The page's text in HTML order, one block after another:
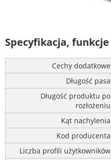
Specyfikacja, funkcje
Cechy dodatkowe
Długość pasa
Długość produktu po
rozłożeniu
Kąt nachylenia
Kod producenta
Liczba profili użytkowników